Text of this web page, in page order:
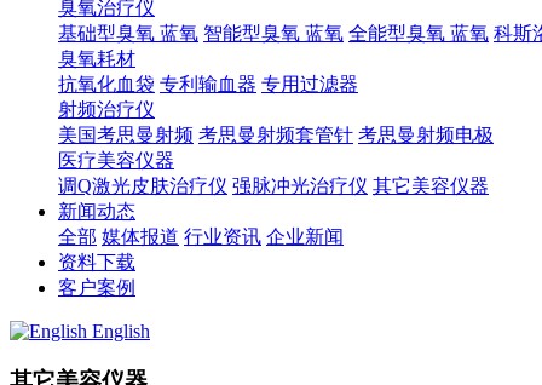
臭氧治疗仪
基础型臭氧 蓝氧 智能型臭氧 蓝氧 全能型臭氧 蓝氧 科斯
臭氧耗材
抗氧化血袋 专利输血器 专用过滤器
射频治疗仪
美国考思曼射频 考思曼射频套管针 考思曼射频电极
医疗美容仪器
调Q激光皮肤治疗仪 强脉冲光治疗仪 其它美容仪器
新闻动态
全部 媒体报道 行业资讯 企业新闻
资料下载
客户案例
English